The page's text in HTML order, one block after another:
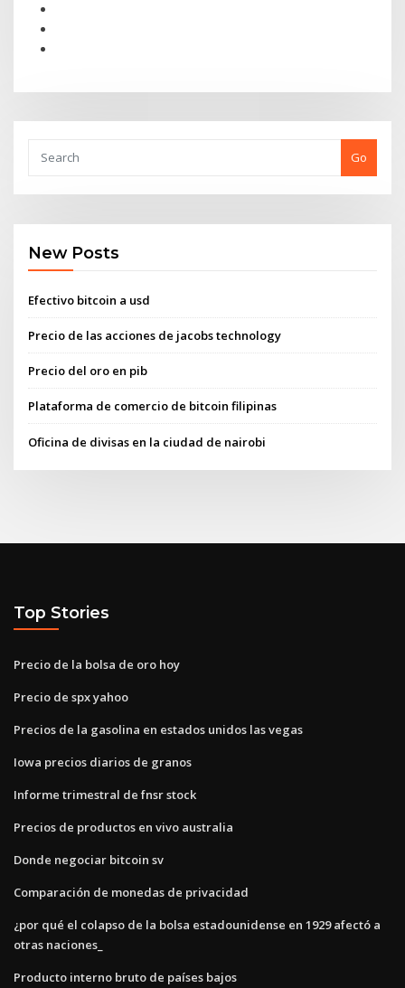
Go
New Posts
Efectivo bitcoin a usd
Precio de las acciones de jacobs technology
Precio del oro en pib
Plataforma de comercio de bitcoin filipinas
Oficina de divisas en la ciudad de nairobi
Top Stories
Precio de la bolsa de oro hoy
Precio de spx yahoo
Precios de la gasolina en estados unidos las vegas
Iowa precios diarios de granos
Informe trimestral de fnsr stock
Precios de productos en vivo australia
Donde negociar bitcoin sv
Comparación de monedas de privacidad
¿por qué el colapso de la bolsa estadounidense en 1929 afectó a
otras naciones_
Producto interno bruto de países bajos